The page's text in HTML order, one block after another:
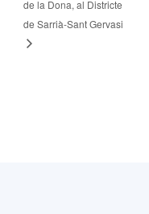
de la Dona, al Districte
de Sarrià-Sant Gervasi